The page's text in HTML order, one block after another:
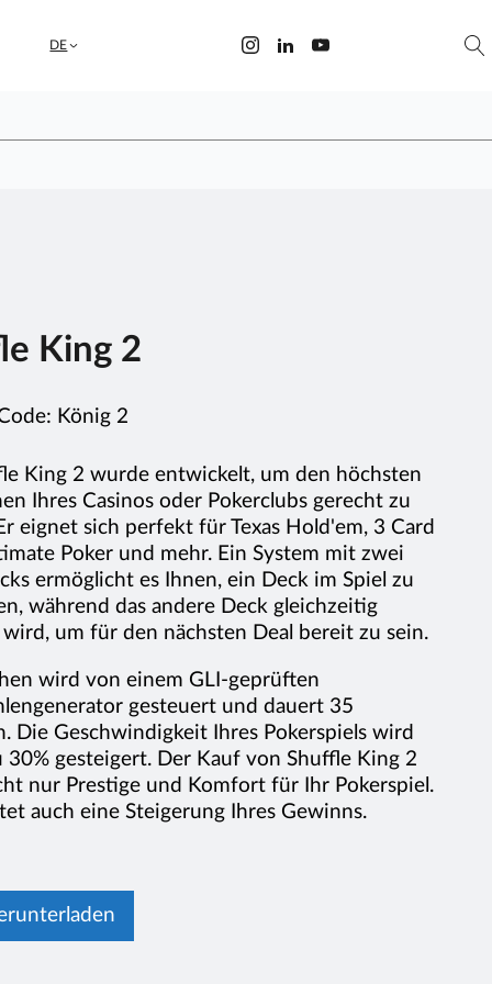
DE
King 2
König 2
King 2 wurde entwickelt, um den höchsten
Ihres Casinos oder Pokerclubs gerecht zu
eignet sich perfekt für Texas Hold'em, 3 Card
Poker und mehr. Ein System mit zwei
ermöglicht es Ihnen, ein Deck im Spiel zu
während das andere Deck gleichzeitig
um für den nächsten Deal bereit zu sein.
wird von einem GLI-geprüften
gesteuert und dauert 35
Die Geschwindigkeit Ihres Pokerspiels wird
30% gesteigert. Der Kauf von Shuffle King 2
nur Prestige und Komfort für Ihr Pokerspiel.
auch eine Steigerung Ihres Gewinns.